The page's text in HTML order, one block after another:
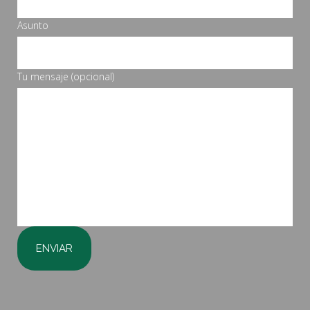
Asunto
Tu mensaje (opcional)